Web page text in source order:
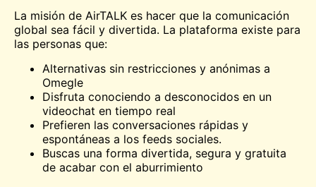
La misión de AirTALK es hacer que la comunicación
global sea fácil y divertida. La plataforma existe para
las personas que:
Alternativas sin restricciones y anónimas a
Omegle
Disfruta conociendo a desconocidos en un
videochat en tiempo real
Prefieren las conversaciones rápidas y
espontáneas a los feeds sociales.
Buscas una forma divertida, segura y gratuita
de acabar con el aburrimiento